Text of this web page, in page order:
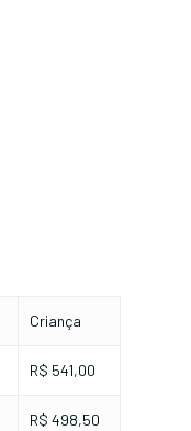
Criança
R$ 541,00
R$ 498,50